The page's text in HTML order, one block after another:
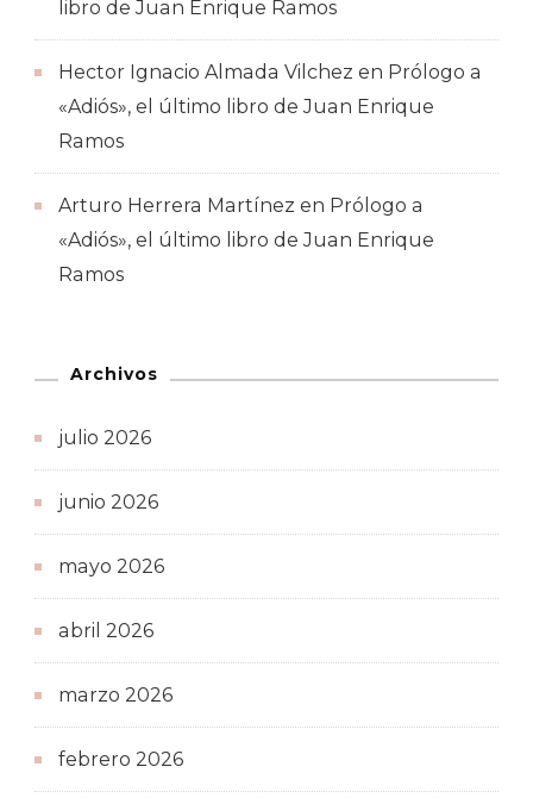
libro de Juan Enrique Ramos
Hector Ignacio Almada Vilchez en Prólogo a
«Adiós», el último libro de Juan Enrique
Ramos
Arturo Herrera Martínez en Prólogo a
«Adiós», el último libro de Juan Enrique
Ramos
Archivos
julio 2026
junio 2026
mayo 2026
abril 2026
marzo 2026
febrero 2026